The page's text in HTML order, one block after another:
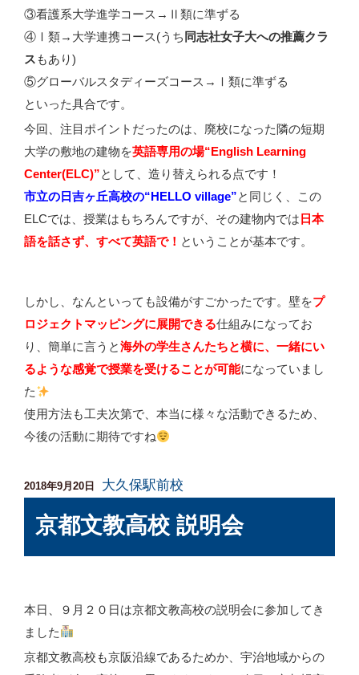
③看護系大学進学コース→Ⅱ類に準ずる
④Ⅰ類→大学連携コース(うち 同志社女子大への推薦クラ
ス もあり)
⑤グローバルスタディーズコース→Ⅰ類に準ずる
といった具合です。
今回、注目ポイントだったのは、廃校になった隣の短期
大学の敷地の建物を英語専用の場“English Learning
Center(ELC)”として、造り替えられる点です！
市立の日吉ヶ丘高校の“HELLO village”と同じく、この
ELCでは、授業はもちろんですが、その建物内では 日本
語を話さず、すべて英語で！ ということが基本です。
しかし、なんといっても設備がすごかったです。壁をプ
ロジェクトマッピングに展開できる仕組みになってお
り、簡単に言うと海外の学生さんたちと横に、一緒にい
るような感覚で授業を受けることが可能になっていまし
た
使用方法も工夫次第で、本当に様々な活動できるため、
今後の活動に期待ですね
投
日:
2018年9月20日 大久保駅前校
京都文教高校 説明会
本日、９月２０日は京都文教高校の説明会に参加してき
ました
京都文教高校も京阪沿線であるためか、宇治地域からの